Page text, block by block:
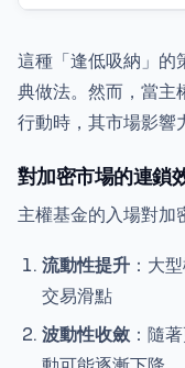
這種「逢低吸納」的
典做法。然而，當主
行動時，其市場影響
對加密市場的連鎖
主權基金的入場對加
流動性提升 ：大
交易滑點
波動性收斂：隨